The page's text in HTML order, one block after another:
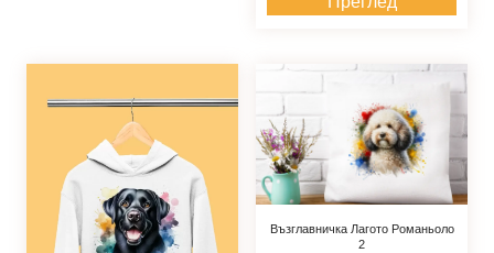
Възглавничка Лагото Романьоло
2